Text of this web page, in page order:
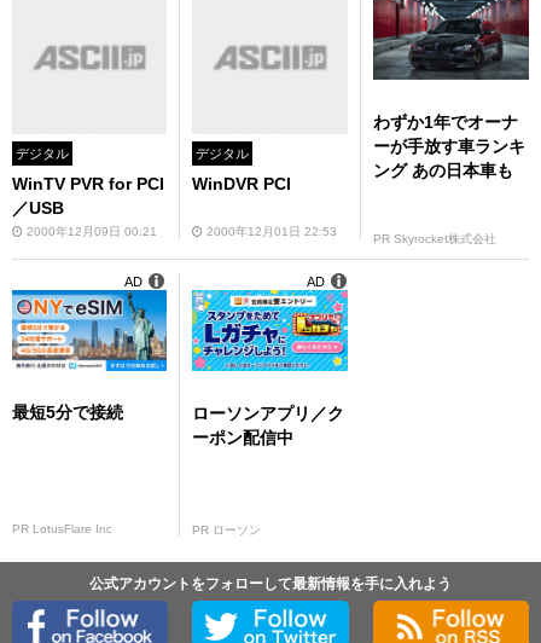
デジタル
WinTV PVR for PCI
／USB
2000年12月09日 00:21
デジタル
WinDVR PCI
2000年12月01日 22:53
わずか1年でオーナ
ーが手放す車ランキ
ング あの日本車も
PR Skyrocket株式会社
最短5分で接続
PR LotusFlare Inc
AD
ローソンアプリ／ク
ーポン配信中
PR ローソン
AD
公式アカウントをフォローして最新情報を手に入れよう